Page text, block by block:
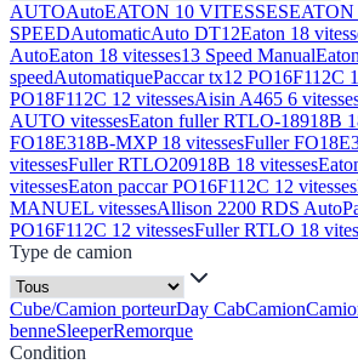
AUTOAutoEATON 10 VITESSESEATON
SPEEDAutomaticAuto DT12Eaton 18
AutoEaton 18 vitesses13 Speed Manual
speedAutomatiquePaccar tx12 PO16F112C
PO18F112C 12 vitessesAisin A465 6
AUTO vitessesEaton fuller RTLO-18918B
FO18E318B-MXP 18 vitessesFuller
vitessesFuller RTLO20918B 18 vitesses
vitessesEaton paccar PO16F112C 12 vitesses
MANUEL vitessesAllison 2200 RDS Auto
PO16F112C 12 vitessesFuller RTLO 18
Type de camion
Cube/Camion porteurDay CabCamion
benneSleeperRemorque
Condition